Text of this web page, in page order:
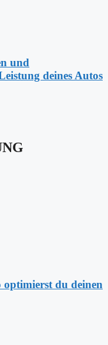
und
deines Autos
optimierst du deinen